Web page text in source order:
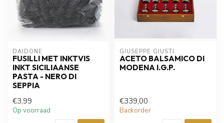
DAIDONE
FUSILLI MET INKTVIS
INKT SICILIAANSE
PASTA - NERO DI
SEPPIA
€3,99
Op voorraad
GIUSEPPE GIUSTI
ACETO BALSAMICO DI
MODENA I.G.P.
€339,00
Backorder